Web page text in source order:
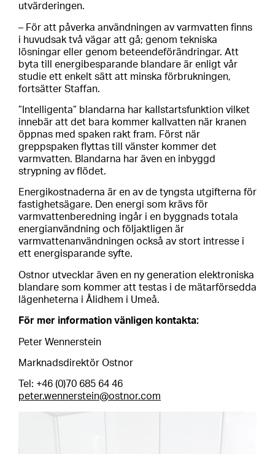
utvärderingen.
– För att påverka användningen av varmvatten finns
i huvudsak två vägar att gå; genom tekniska
lösningar eller genom beteendeförändringar. Att
byta till energibesparande blandare är enligt vår
studie ett enkelt sätt att minska förbrukningen,
fortsätter Staffan.
”Intelligenta” blandarna har kallstartsfunktion vilket
innebär att det bara kommer kallvatten när kranen
öppnas med spaken rakt fram. Först när
greppspaken flyttas till vänster kommer det
varmvatten. Blandarna har även en inbyggd
strypning av flödet.
Energikostnaderna är en av de tyngsta utgifterna för
fastighetsägare. Den energi som krävs för
varmvattenberedning ingår i en byggnads totala
energianvändning och följaktligen är
varmvattenanvändningen också av stort intresse i
ett energisparande syfte.
Ostnor utvecklar även en ny generation elektroniska
blandare som kommer att testas i de mätarförsedda
lägenheterna i Ålidhem i Umeå.
För mer information vänligen kontakta:
Peter Wennerstein
Marknadsdirektör Ostnor
Tel: +46 (0)70 685 64 46
peter.wennerstein@ostnor.com